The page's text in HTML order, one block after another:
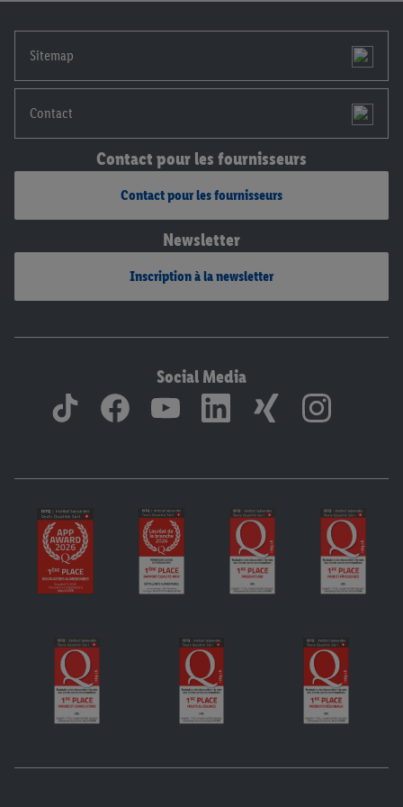
Sitemap
Contact
Contact pour les fournisseurs
Contact pour les fournisseurs
Newsletter
Inscription à la newsletter
Social Media